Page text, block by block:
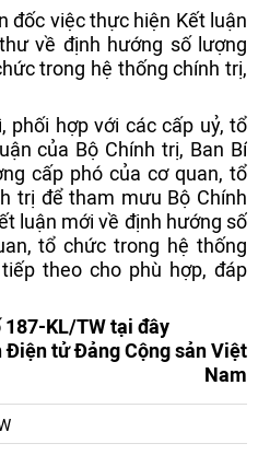
đốc việc thực hiện Kết luận
về định hướng số lượng
trong hệ thống chính trị,
phối hợp với các cấp uỷ, tổ
của Bộ Chính trị, Ban Bí
cấp phó của cơ quan, tổ
trị để tham mưu Bộ Chính
luận mới về định hướng số
tổ chức trong hệ thống
theo cho phù hợp, đáp
187-KL/TW tại đây
Điện tử Đảng Cộng sản Việt
Nam